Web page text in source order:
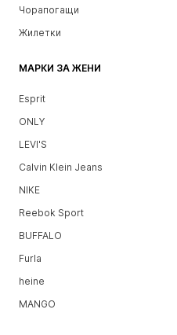
Чорапогащи
Жилетки
МАРКИ ЗА ЖЕНИ
Esprit
ONLY
LEVI'S
Calvin Klein Jeans
NIKE
Reebok Sport
BUFFALO
Furla
heine
MANGO